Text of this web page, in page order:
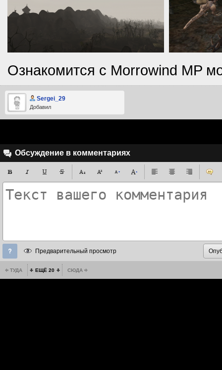
Ознакомится с Morrowind MP
Sergei_29
Добавил
Обсуждение в комментариях
Предварительный просмотр
ТУДА ЕЩЁ 20 СЮДА